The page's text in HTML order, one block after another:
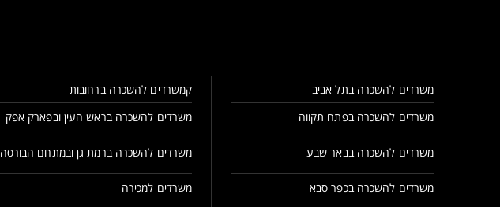
משרדים להשכרה בתל אביב קמשרדים להשכרה ברחובות
משרדים להשכרה בפתח תקווה
משרדים להשכרה בראש העין ובפארק אפק
משרדים להשכרה בבאר שבע משרדים להשכרה ברמת גן ובמתחם הבורסה
משרדים להשכרה בכפר סבא משרדים למכירה